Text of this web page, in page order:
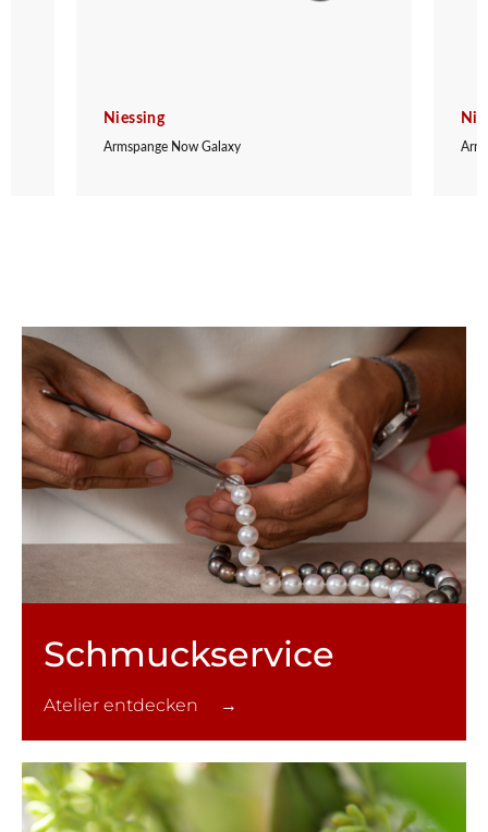
Niessing
Armspange Now Galaxy
Schmuck­service
Atelier entdecken →